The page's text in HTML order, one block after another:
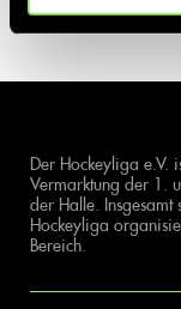
Der Hockeyliga e.V.
Vermarktung der 1.
der Halle.
Hockeyliga
Bereich.